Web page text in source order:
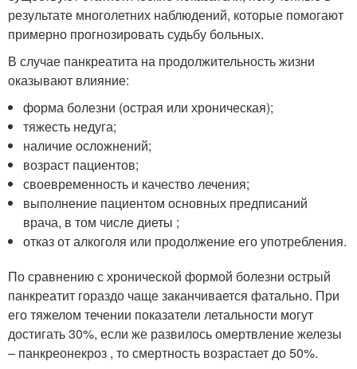
результате многолетних наблюдений, которые помогают
примерно прогнозировать судьбу больных.
В случае панкреатита на продолжительность жизни
оказывают влияние:
форма болезни (острая или хроническая);
тяжесть недуга;
наличие осложнений;
возраст пациентов;
своевременность и качество лечения;
выполнение пациентом основных предписаний
врача, в том числе диеты ;
отказ от алкоголя или продолжение его употребления.
По сравнению с хронической формой болезни острый
панкреатит гораздо чаще заканчивается фатально. При
его тяжелом течении показатели летальности могут
достигать 30%, если же развилось омертвление железы
– панкреонекроз , то смертность возрастает до 50%.